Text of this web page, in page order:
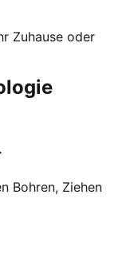
Zuhause oder
Bohren, Ziehen